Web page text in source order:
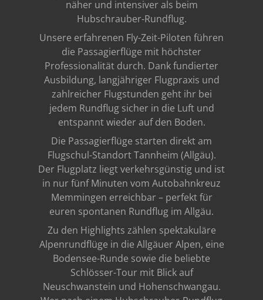
näher und intensiver als beim
Hubschrauber-Rundflug.
Unsere erfahrenen Fly-Zeit-Piloten führen
die Passagierflüge mit höchster
Professionalität durch. Dank fundierter
Ausbildung, langjähriger Flugpraxis und
zahlreicher Flugstunden geht ihr bei
jedem Rundflug sicher in die Luft und
entspannt wieder auf den Boden.
Die Passagierflüge starten direkt am
Flugschul-Standort Tannheim (Allgäu).
Der Flugplatz liegt verkehrsgünstig und ist
in nur fünf Minuten vom Autobahnkreuz
Memmingen erreichbar – perfekt für
euren spontanen Rundflug im Allgäu.
Zu den Highlights zählen spektakuläre
Alpenrundflüge in die Allgäuer Alpen, eine
Bodensee-Runde sowie die beliebte
Schlösser-Tour mit Blick auf
Neuschwanstein und Hohenschwangau.